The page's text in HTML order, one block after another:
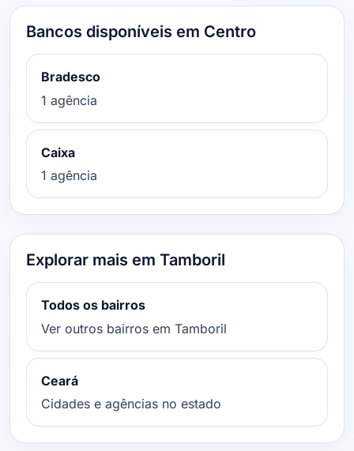
Bancos disponíveis em Centro
Bradesco
1 agência
Caixa
1 agência
Explorar mais em Tamboril
Todos os bairros
Ver outros bairros em Tamboril
Ceará
Cidades e agências no estado